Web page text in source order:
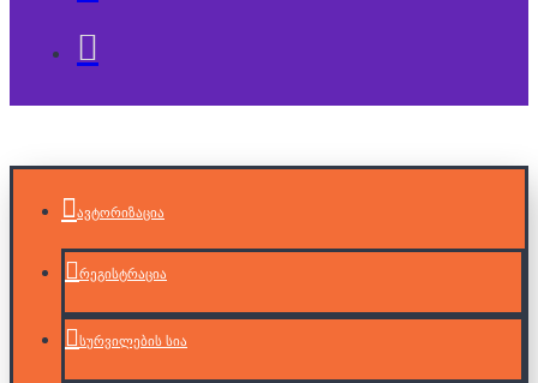
ავტორიზაცია
რეგისტრაცია
სურვილების სია